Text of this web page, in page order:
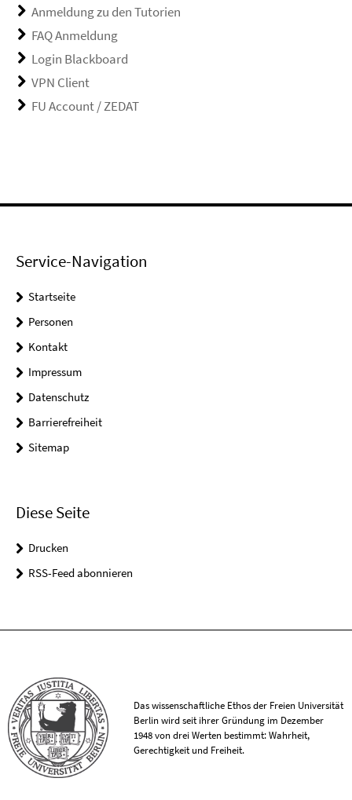
Anmeldung zu den Tutorien
FAQ Anmeldung
Login Blackboard
VPN Client
FU Account / ZEDAT
Service-Navigation
Startseite
Personen
Kontakt
Impressum
Datenschutz
Barrierefreiheit
Sitemap
Diese Seite
Drucken
RSS-Feed abonnieren
Das wissenschaftliche Ethos der Freien Universität
Berlin wird seit ihrer Gründung im Dezember
1948 von drei Werten bestimmt: Wahrheit,
Gerechtigkeit und Freiheit.